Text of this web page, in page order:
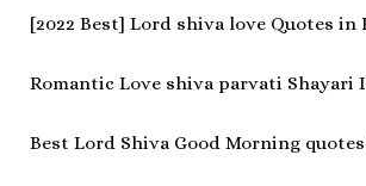
[2022 Best] Lord shiva love Quotes in
Romantic Love shiva parvati Shayari
Best Lord Shiva Good Morning